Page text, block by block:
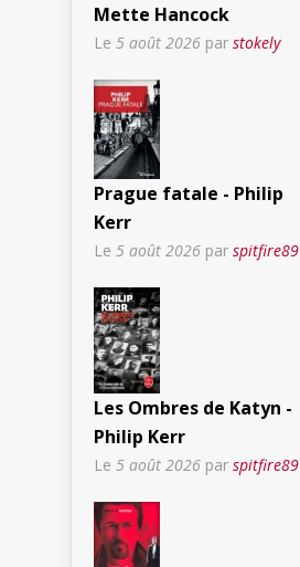
Mette Hancock
Le 5 août 2026 par stokely
Prague fatale - Philip
Kerr
Le 5 août 2026 par spitfire89
Les Ombres de Katyn -
Philip Kerr
Le 5 août 2026 par spitfire89